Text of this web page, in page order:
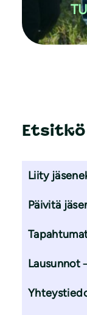
Liity
Päivitä
Lausunnot